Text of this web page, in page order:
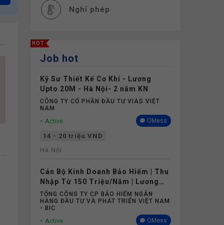
Nghỉ phép
HOT
Job hot
Kỹ Sư Thiết Kế Cơ Khí - Lương
Upto 20M - Hà Nội- 2 năm KN
CÔNG TY CỔ PHẦN ĐẦU TƯ VIAS VIỆT
NAM
Active OMess
14 - 20 triệu VND
Hà Nội
Cán Bộ Kinh Doanh Bảo Hiểm | Thu
Nhập Từ 150 Triệu/Năm | Lương
Cứng Không Phụ Thuộc Doanh Số
TỔNG CÔNG TY CP BẢO HIỂM NGÂN
HÀNG ĐẦU TƯ VÀ PHÁT TRIỂN VIỆT NAM
- BIC
Active OMess